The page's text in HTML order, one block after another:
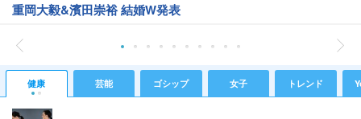
重岡大毅&濱田崇裕 結婚W発表
健康 芸能 ゴシップ 女子 トレンド